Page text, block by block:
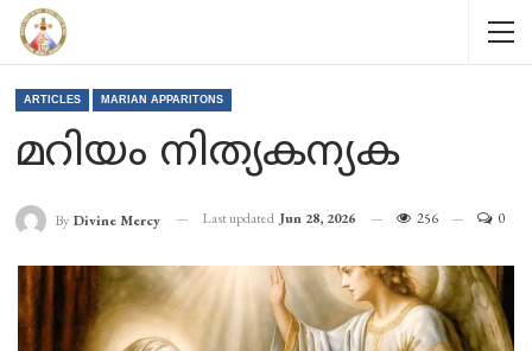
ARTICLES MARIAN APPARITONS
മറിയം നിത്യകന്യക
By Divine Mercy Last updated Jun 28, 2026 256 0